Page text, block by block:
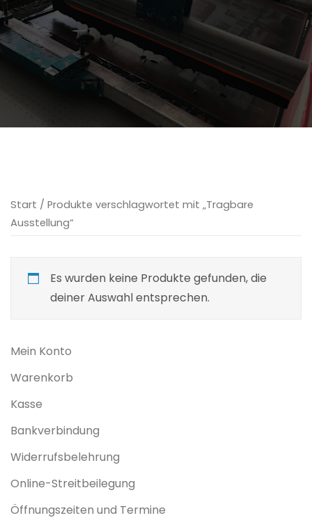
Start / Produkte verschlagwortet mit „Tragbare
Ausstellung“
Es wurden keine Produkte gefunden, die
deiner Auswahl entsprechen.
Mein Konto
Warenkorb
Kasse
Bankverbindung
Widerrufsbelehrung
Online-Streitbeilegung
Öffnungszeiten und Termine